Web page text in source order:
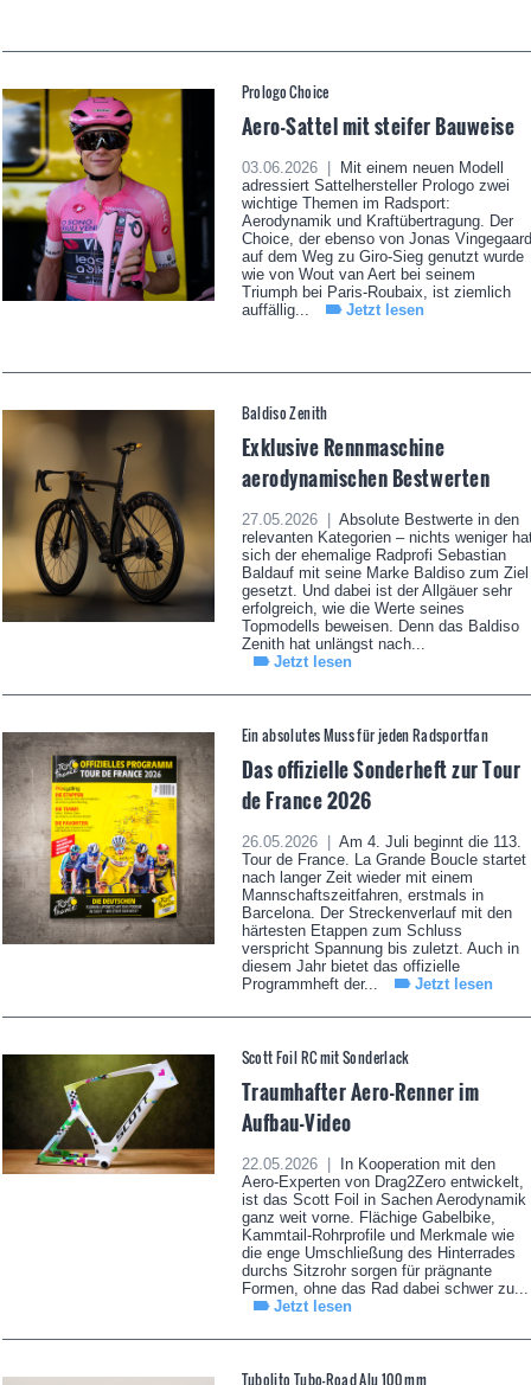
Prologo Choice
Aero-Sattel mit steifer Bauweise
03.06.2026 |
Mit einem neuen Modell
adressiert Sattelhersteller Prologo zwei
wichtige Themen im Radsport:
Aerodynamik und Kraftübertragung. Der
Choice, der ebenso von Jonas Vingegaard
auf dem Weg zu Giro-Sieg genutzt wurde
wie von Wout van Aert bei seinem
Triumph bei Paris-Roubaix, ist ziemlich
auffällig...
Jetzt lesen
Baldiso Zenith
Exklusive Rennmaschine
aerodynamischen Bestwerten
27.05.2026 |
Absolute Bestwerte in den
relevanten Kategorien – nichts weniger
sich der ehemalige Radprofi Sebastian
Baldauf mit seine Marke Baldiso zum Ziel
gesetzt. Und dabei ist der Allgäuer sehr
erfolgreich, wie die Werte seines
Topmodells beweisen. Denn das Baldiso
Zenith hat unlängst nach...
Jetzt lesen
Ein absolutes Muss für jeden Radsportfan
Das offizielle Sonderheft zur Tour
de France 2026
26.05.2026 |
Am 4. Juli beginnt die 113.
Tour de France. La Grande Boucle startet
nach langer Zeit wieder mit einem
Mannschaftszeitfahren, erstmals in
Barcelona. Der Streckenverlauf mit den
härtesten Etappen zum Schluss
verspricht Spannung bis zuletzt. Auch in
diesem Jahr bietet das offizielle
Programmheft der...
Jetzt lesen
Scott Foil RC mit Sonderlack
Traumhafter Aero-Renner im
Aufbau-Video
22.05.2026 |
In Kooperation mit den
Aero-Experten von Drag2Zero entwickelt,
ist das Scott Foil in Sachen Aerodynamik
ganz weit vorne. Flächige Gabelbike,
Kammtail-Rohrprofile und Merkmale wie
die enge Umschließung des Hinterrades
durchs Sitzrohr sorgen für prägnante
Formen, ohne das Rad dabei schwer zu...
Jetzt lesen
Tubolito Tubo-Road Alu 100 mm